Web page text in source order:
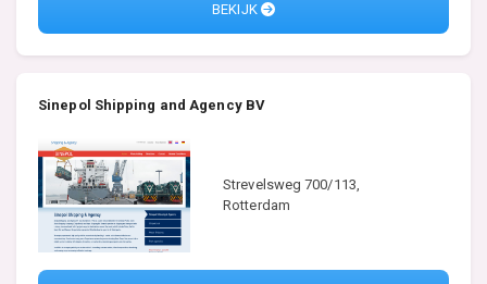
BEKIJK
Sinepol Shipping and Agency BV
Strevelsweg 700/113,
Rotterdam